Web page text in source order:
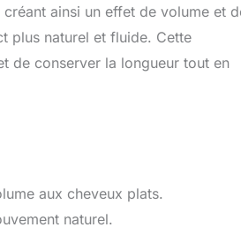
ainsi un effet de volume et
plus naturel et fluide. Cette
de conserver la longueur tout en
aux cheveux plats.
naturel.